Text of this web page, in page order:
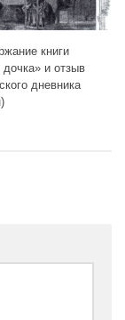
книги
дочка» и отзыв
дневника